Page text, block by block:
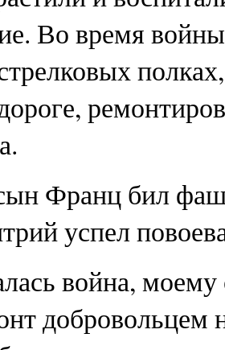
Во время
Франц бил
успел
война,
добровольцем